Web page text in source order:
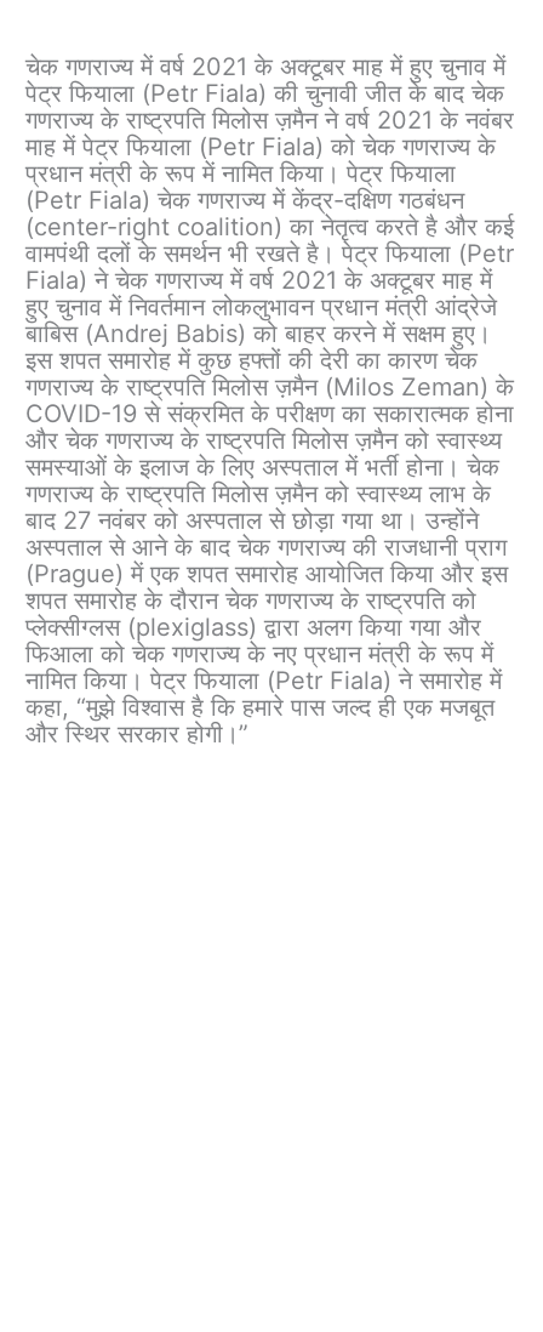
चेक गणराज्य में वर्ष 2021 के अक्टूबर माह में हुए चुनाव में
पेट्र फियाला (Petr Fiala) की चुनावी जीत के बाद चेक
गणराज्य के राष्ट्रपति मिलोस ज़मैन ने वर्ष 2021 के नवंबर
माह में पेट्र फियाला (Petr Fiala) को चेक गणराज्य के
प्रधान मंत्री के रूप में नामित किया। पेट्र फियाला
(Petr Fiala) चेक गणराज्य में केंद्र-दक्षिण गठबंधन
(center-right coalition) का नेतृत्व करते है और कई
वामपंथी दलों के समर्थन भी रखते है। पेट्र फियाला (Petr
Fiala) ने चेक गणराज्य में वर्ष 2021 के अक्टूबर माह में
हुए चुनाव में निवर्तमान लोकलुभावन प्रधान मंत्री आंद्रेजे
बाबिस (Andrej Babis) को बाहर करने में सक्षम हुए।
इस शपत समारोह में कुछ हफ्तों की देरी का कारण चेक
गणराज्य के राष्ट्रपति मिलोस ज़मैन (Milos Zeman) के
COVID-19 से संक्रमित के परीक्षण का सकारात्मक होना
और चेक गणराज्य के राष्ट्रपति मिलोस ज़मैन को स्वास्थ्य
समस्याओं के इलाज के लिए अस्पताल में भर्ती होना। चेक
गणराज्य के राष्ट्रपति मिलोस ज़मैन को स्वास्थ्य लाभ के
बाद 27 नवंबर को अस्पताल से छोड़ा गया था। उन्होंने
अस्पताल से आने के बाद चेक गणराज्य की राजधानी प्राग
(Prague) में एक शपत समारोह आयोजित किया और इस
शपत समारोह के दौरान चेक गणराज्य के राष्ट्रपति को
प्लेक्सीग्लस (plexiglass) द्वारा अलग किया गया और
फिआला को चेक गणराज्य के नए प्रधान मंत्री के रूप में
नामित किया। पेट्र फियाला (Petr Fiala) ने समारोह में
कहा, “मुझे विश्वास है कि हमारे पास जल्द ही एक मजबूत
और स्थिर सरकार होगी।”